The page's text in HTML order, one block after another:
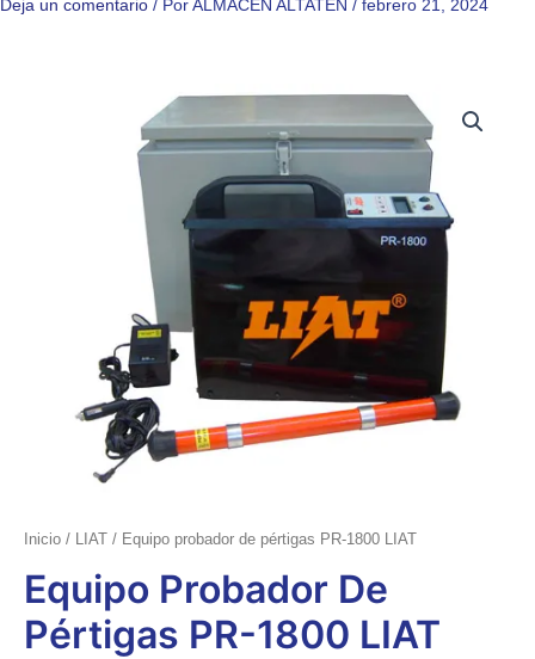
Deja un comentario / PorALMACÉN ALTATEN / febrero 21, 2024
Inicio / LIAT / Equipo probador de pértigas PR-1800 LIAT
Equipo Probador De
Pértigas PR-1800 LIAT